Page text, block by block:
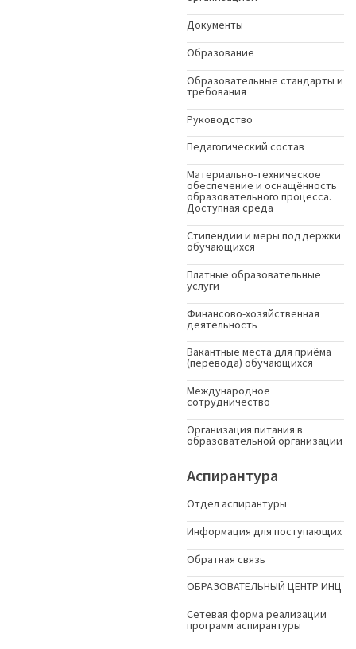
Документы
Образование
Образовательные стандарты и
требования
Руководство
Педагогический состав
Материально-техническое
обеспечение и оснащённость
образовательного процесса.
Доступная среда
Стипендии и меры поддержки
обучающихся
Платные образовательные
услуги
Финансово-хозяйственная
деятельность
Вакантные места для приёма
(перевода) обучающихся
Международное
сотрудничество
Организация питания в
образовательной организации
Аспирантура
Отдел аспирантуры
Информация для поступающих
Обратная связь
ОБРАЗОВАТЕЛЬНЫЙ ЦЕНТР ИНЦ
Сетевая форма реализации
программ аспирантуры